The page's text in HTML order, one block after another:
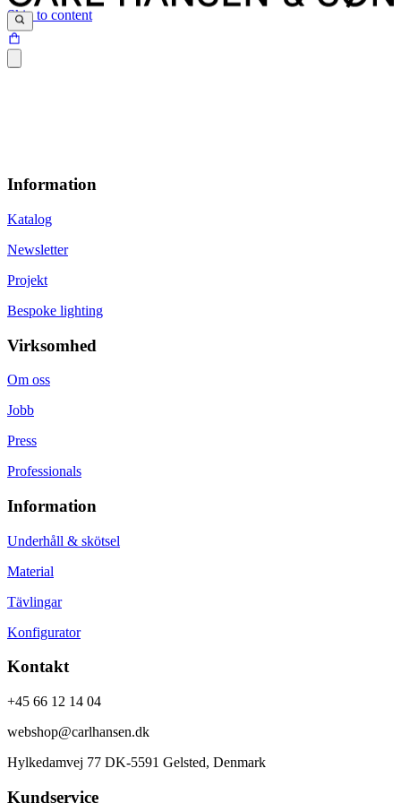
Skip to content
Information
Katalog
Newsletter
Projekt
Bespoke lighting
Virksomhed
Om oss
Jobb
Press
Professionals
Information
Underhåll & skötsel
Material
Tävlingar
Konfigurator
Kontakt
+45 66 12 14 04
webshop@carlhansen.dk
Hylkedamvej 77 DK-5591 Gelsted, Denmark
Kundservice